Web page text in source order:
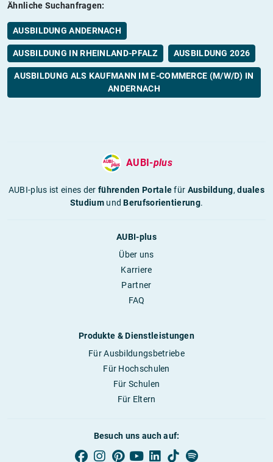
Ähnliche Suchanfragen:
AUSBILDUNG ANDERNACH
AUSBILDUNG IN RHEINLAND-PFALZ AUSBILDUNG 2026
AUSBILDUNG ALS KAUFMANN IM E-COMMERCE (M/W/D) IN
ANDERNACH
AUBI-plus
AUBI-plus ist eines derführenden Portalefür Ausbildung,duales
StudiumundBerufsorientierung.
AUBI-plus
Über uns
Karriere
Partner
FAQ
Produkte & Dienstleistungen
Für Ausbildungsbetriebe
Für Hochschulen
Für Schulen
Für Eltern
Besuch uns auch auf: